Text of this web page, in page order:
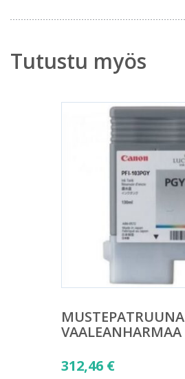
Tutustu myös
MUSTEPATRUUNA
VAALEANHARMAA
312,46 €